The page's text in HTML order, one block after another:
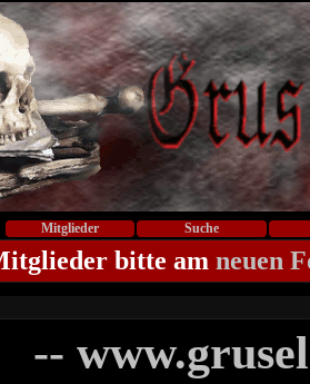
Mitglieder Suche
bitte am neuen
--